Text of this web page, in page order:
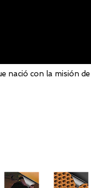
nació con la misión